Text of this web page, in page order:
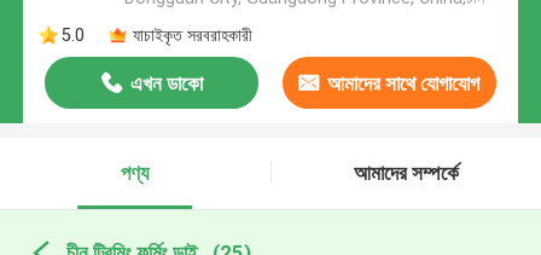
5.0
যাচাইকৃত সরবরাহকারী
এখন ডাকো আমাদের সাথে যোগাযোগ
পণ্য
আমাদের সম্পর্কে